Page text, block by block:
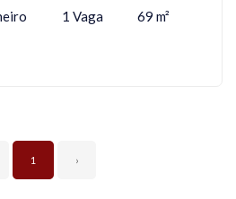
1 Vaga 69 m²
1 ›